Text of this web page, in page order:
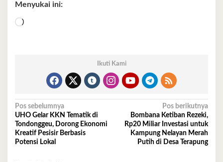
Menyukai ini:
Memuat...
Ikuti Kami
Navigasi
pos
Pos sebelumnya
UHO Gelar KKN Tematik di
Tondonggeu, Dorong Ekonomi
Kreatif Pesisir Berbasis
Potensi Lokal
Pos berikutnya
Bombana Ketiban Rezeki,
Rp20 Miliar Investasi untuk
Kampung Nelayan Merah
Putih di Desa Terapung